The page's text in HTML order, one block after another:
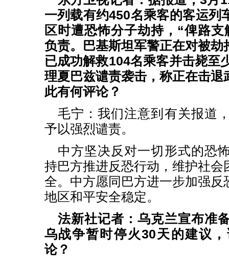
一列载有约450名乘客的客运列
区时遭恐怖分子劫持，“俾路
负责。巴基斯坦军警正在对被劫
已成功解救104名乘客并击毙至
理夏巴兹谴责袭击，称正在击退
此有何评论？
毛宁：我们注意到有关报道
予以强烈谴责。
中方坚决反对一切形式的恐
持巴方推进反恐行动，维护社会
全。中方愿同巴方进一步加强反
地区和平安全稳定。
法新社记者：乌克兰宣布准
乌战争暂时停火30天的建议
论？